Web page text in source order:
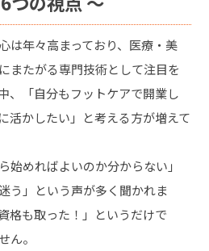
は年々高まっており、医療・美
またがる専門技術として注目を
、「自分もフットケアで開業し
活かしたい」と考える方が増えて
始めればよいのか分からない」
う」という声が多く聞かれま
格も取った！」というだけで
ん。